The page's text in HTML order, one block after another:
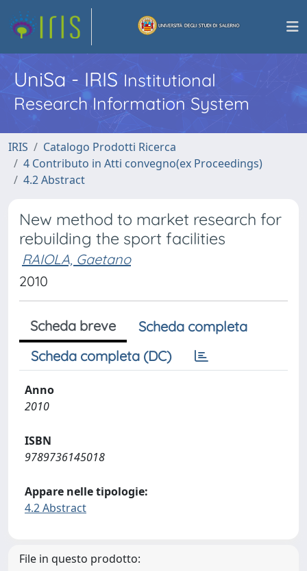
UniSa - IRISInstitutional
Research Information System
IRIS
Catalogo Prodotti Ricerca
4 Contributo in Atti convegno(ex Proceedings)
4.2 Abstract
New method to market research for
rebuilding the sport facilities
RAIOLA, Gaetano
2010
Scheda breve
Scheda completa
Scheda completa (DC)
Anno
2010
ISBN
9789736145018
Appare nelle tipologie:
4.2 Abstract
File in questo prodotto: